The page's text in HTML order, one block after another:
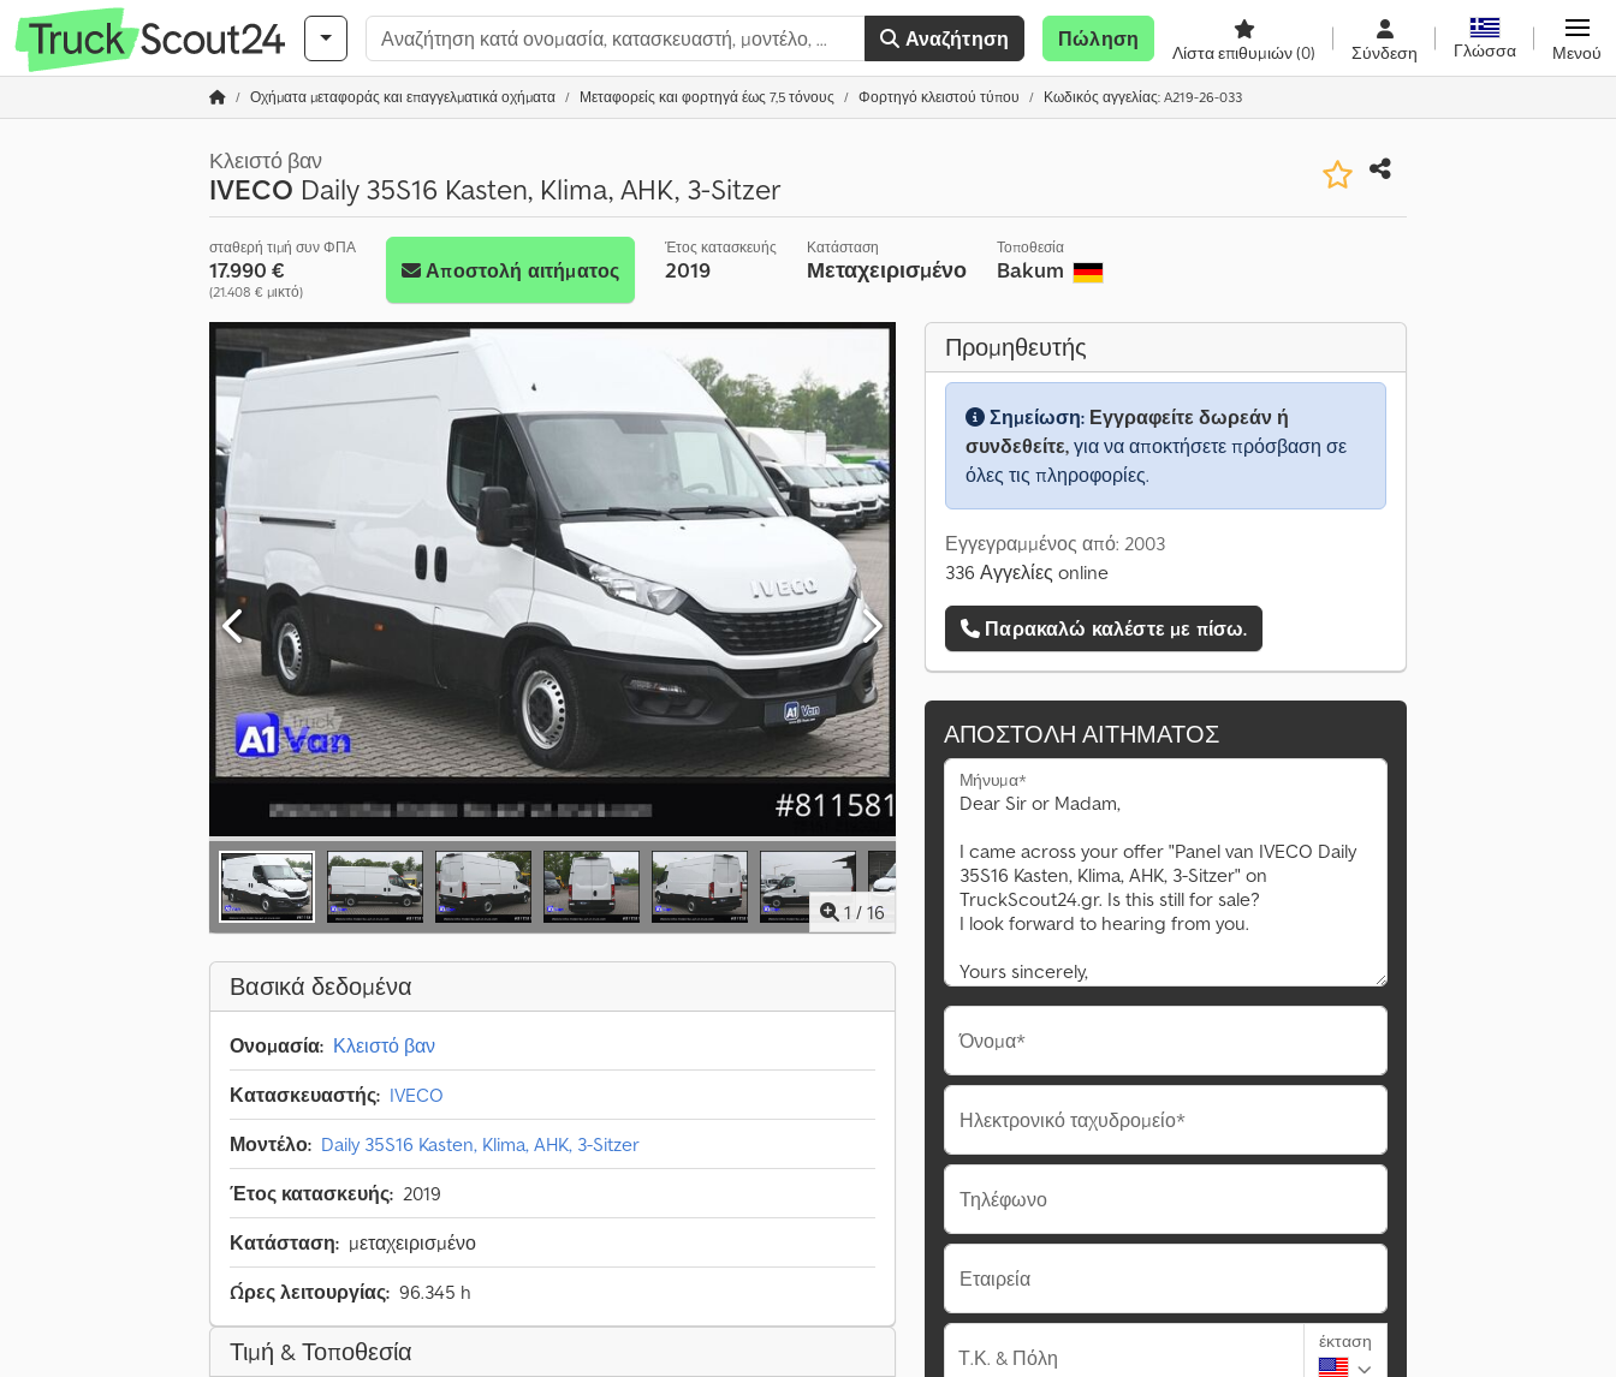
Αναζήτηση Πώληση
Λίστα επιθυμιών(0) Σύνδεση Γλώσσα Μενού
Οχήματα μεταφοράς και επαγγελματικά οχήματα Μεταφορείς και φορτηγά έως 7,5 τόνους Φορτηγό κλειστού τύπου Κωδικός αγγελίας: A219-26-033
Κλειστό βαν
IVECO Daily 35S16 Kasten, Klima, AHK, 3-Sitzer
σταθερή τιμή συν ΦΠΑ
17.990 €
(21.408 € μικτό)
Αποστολή αιτήματος
Έτος κατασκευής
2019
Κατάσταση
Μεταχειρισμένο
Τοποθεσία
Bakum
1 / 16
Βασικά δεδομένα
Ονομασία: Κλειστό βαν
Κατασκευαστής: IVECO
Μοντέλο: Daily 35S16 Kasten, Klima, AHK, 3-Sitzer
Έτος κατασκευής: 2019
Κατάσταση: μεταχειρισμένο
Ώρες λειτουργίας: 96.345 h
Τιμή & Τοποθεσία
Προμηθευτής
Σημείωση: Εγγραφείτε δωρεάν ή
συνδεθείτε, για να αποκτήσετε πρόσβαση σε
όλες τις πληροφορίες.
Εγγεγραμμένος από: 2003
336 Αγγελίες online
Παρακαλώ καλέστε με πίσω.
ΑΠΟΣΤΟΛΉ ΑΙΤΉΜΑΤΟΣ
Μήνυμα*
Όνομα*
Ηλεκτρονικό ταχυδρομείο*
Τηλέφωνο
Εταιρεία
Τ.Κ. & Πόλη
έκταση